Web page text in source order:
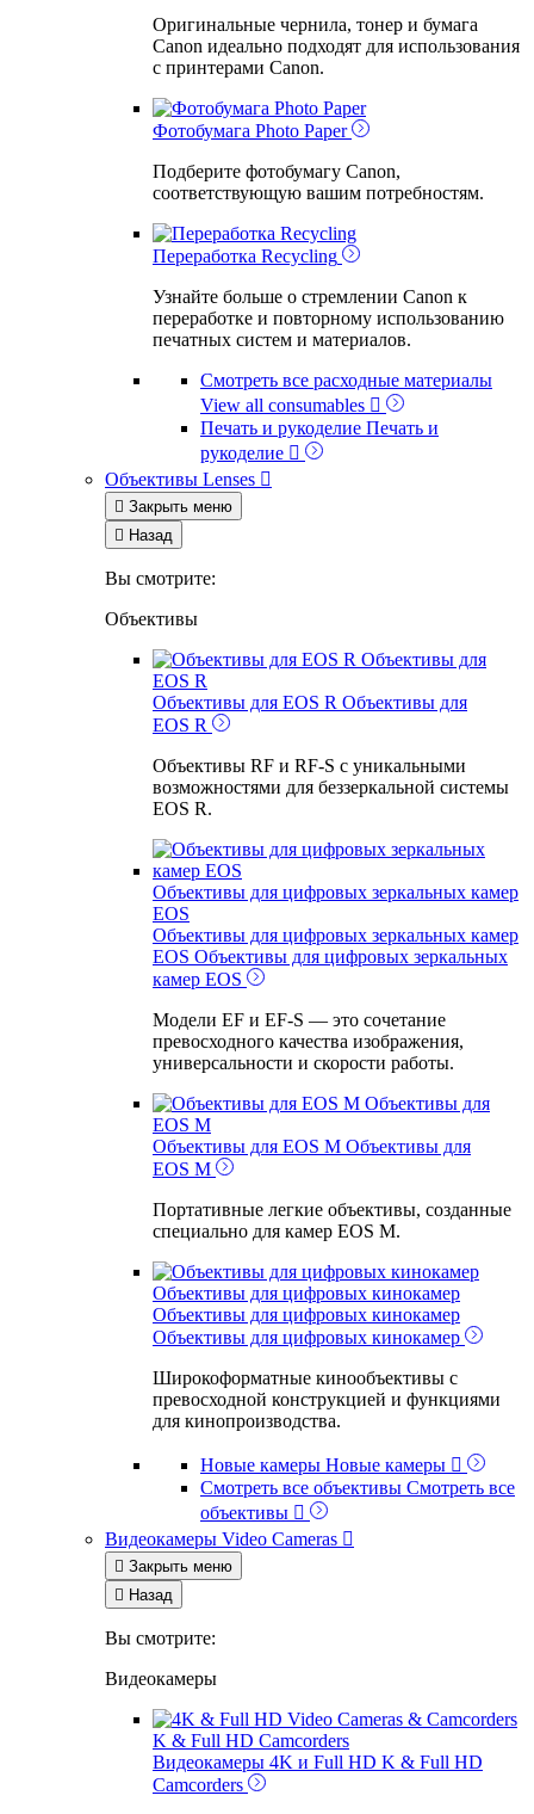
Оригинальные чернила, тонер и бумага
Canon идеально подходят для использования
с принтерами Canon.
Photo Paper
Фотобумага Photo Paper
Подберите фотобумагу Canon,
соответствующую вашим потребностям.
Recycling
Переработка Recycling
Узнайте больше о стремлении Canon к
переработке и повторному использованию
печатных систем и материалов.
Смотреть все расходные материалы
View all consumables 
Печать и рукоделие Печать и
рукоделие 
Объективы Lenses 
 Закрыть меню
 Назад
Вы смотрите:
Объективы
Объективы для
EOS R
Объективы для EOS R Объективы для
EOS R
Объективы RF и RF-S с уникальными
возможностями для беззеркальной системы
EOS R.
Объективы для цифровых зеркальных камер
EOS
Объективы для цифровых зеркальных камер
EOS Объективы для цифровых зеркальных
камер EOS
Модели EF и EF-S — это сочетание
превосходного качества изображения,
универсальности и скорости работы.
Объективы для
EOS M
Объективы для EOS M Объективы для
EOS M
Портативные легкие объективы, созданные
специально для камер EOS M.
Объективы для цифровых кинокамер
Объективы для цифровых кинокамер
Объективы для цифровых кинокамер
Широкоформатные кинообъективы с
превосходной конструкцией и функциями
для кинопроизводства.
Новые камеры Новые камеры 
Смотреть все объективы Смотреть все
объективы 
Видеокамеры Video Cameras 
 Закрыть меню
 Назад
Вы смотрите:
Видеокамеры
K & Full HD Camcorders
Видеокамеры 4K и Full HD K & Full HD
Camcorders